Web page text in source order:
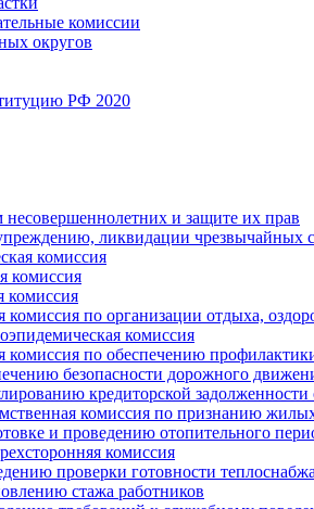
комиссии
округов
РФ 2020
и защите их прав
ликвидации чрезвычайных
комиссия
комиссия
комиссия
по организации отдыха,
комиссия
комиссия по обеспечению
безопасности дорожного
кредиторской
комиссия по признанию
и проведению отопительного
комиссия
проверки готовности
стажа работников